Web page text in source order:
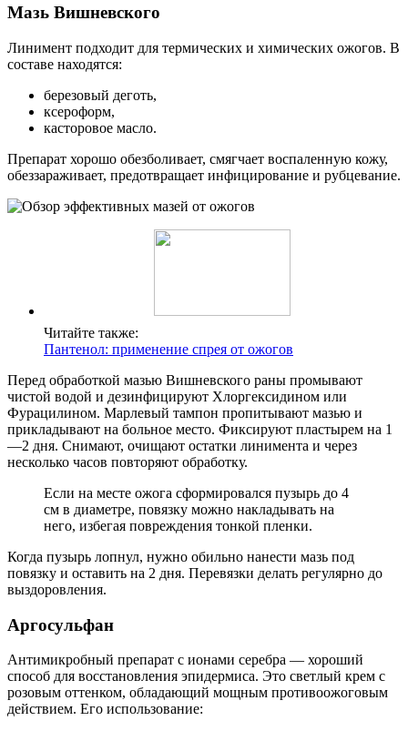
Мазь Вишневского
Линимент подходит для термических и химических ожогов. В
составе находятся:
березовый деготь,
ксероформ,
касторовое масло.
Препарат хорошо обезболивает, смягчает воспаленную кожу,
обеззараживает, предотвращает инфицирование и рубцевание.
Читайте также:
Пантенол: применение спрея от ожогов
Перед обработкой мазью Вишневского раны промывают
чистой водой и дезинфицируют Хлоргексидином или
Фурацилином. Марлевый тампон пропитывают мазью и
прикладывают на больное место. Фиксируют пластырем на 1
—2 дня. Снимают, очищают остатки линимента и через
несколько часов повторяют обработку.
Если на месте ожога сформировался пузырь до 4
см в диаметре, повязку можно накладывать на
него, избегая повреждения тонкой пленки.
Когда пузырь лопнул, нужно обильно нанести мазь под
повязку и оставить на 2 дня. Перевязки делать регулярно до
выздоровления.
Аргосульфан
Антимикробный препарат с ионами серебра — хороший
способ для восстановления эпидермиса. Это светлый крем с
розовым оттенком, обладающий мощным противоожоговым
действием. Его использование: